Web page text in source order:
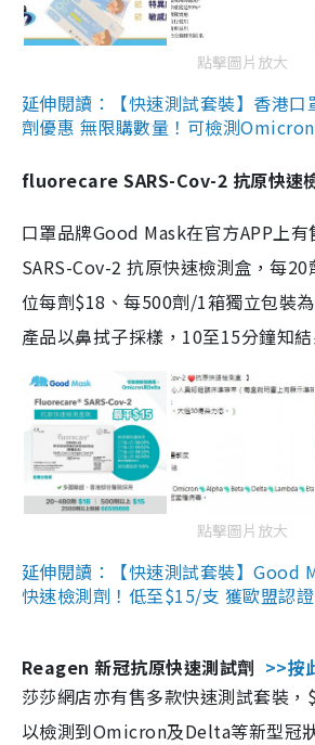
點擊圖片放大
延伸閱讀：【快速測試套裝】香港
劑優惠 無限購數量！可檢測
fluorecare SARS-Cov-2 抗原快速
口罩品牌Good Mask在官方APP上
SARS-Cov-2 抗原快速檢測盒，每
位每劑$18、每500劑/1箱獨立包裝
產品以鼻拭子採樣，10至15分鐘知結
點擊圖片放大
延伸閱讀：【快速測試套裝】Good
快速檢測劑！低至$15/支 獲歐盟認
Reagen 新冠抗原快速測試劑 >>按
莎莎網店亦有售多款快速測試套裝
以檢測到Omicron及Delta等新型冠